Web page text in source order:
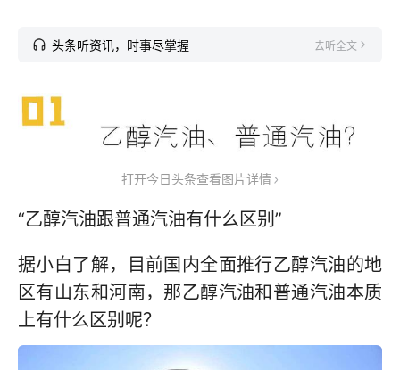
头条听资讯，时事尽掌握 去听全文
打开今日头条查看图片详情
“乙醇汽油跟普通汽油有什么区别”
据小白了解，目前国内全面推行乙醇汽油的地
区有山东和河南，那乙醇汽油和普通汽油本质
上有什么区别呢？